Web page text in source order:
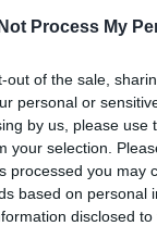
Process My
out of the sale,
personal or
by us, please use
your selection.
processed you may
based on personal
disclosed
fra nord e
protesta a
scelta politica»
al lago
ci entra